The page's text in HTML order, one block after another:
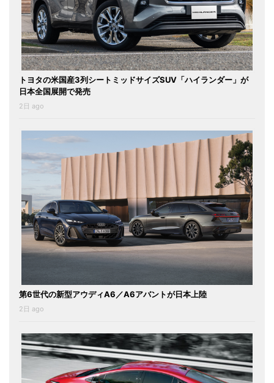
トヨタの米国産3列シートミッドサイズSUV「ハイランダー」が
日本全国展開で発売
2日 ago
第6世代の新型アウディA6／A6アバントが日本上陸
2日 ago